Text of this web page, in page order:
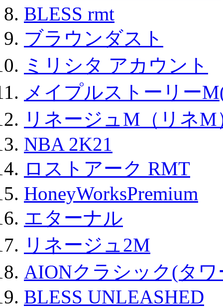
BLESS rmt
ブラウンダスト
ミリシタ アカウント
メイプルストーリー
リネージュM（リネM
NBA 2K21
ロストアーク RMT
HoneyWorksPremium
エターナル
リネージュ2M
AIONクラシック(タ
BLESS UNLEASHED